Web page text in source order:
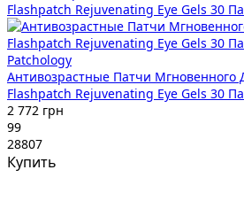
Patchology
Антивозрастные Патчи Мгновенного
Flashpatch Rejuvenating Eye Gels 30
2 772 грн
99
28807
Купить